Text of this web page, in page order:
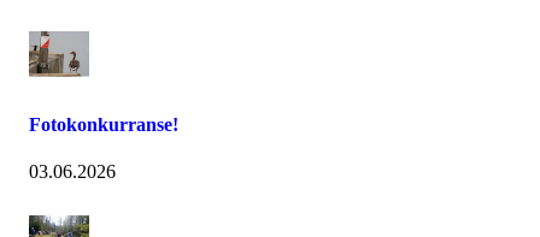
Fotokonkurranse!
03.06.2026